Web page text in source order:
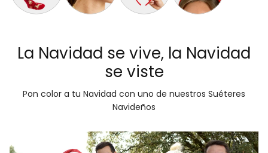
La Navidad se vive, la Navidad
se viste
Pon color a tu Navidad con uno de nuestros Suéteres
Navideños